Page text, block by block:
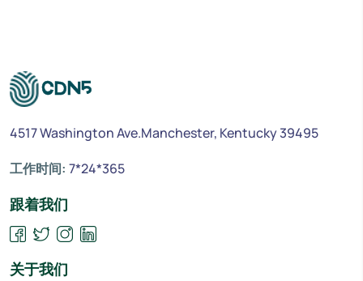
4517 Washington Ave.Manchester, Kentucky 39495
工作时间: 7*24*365
跟着我们
关于我们